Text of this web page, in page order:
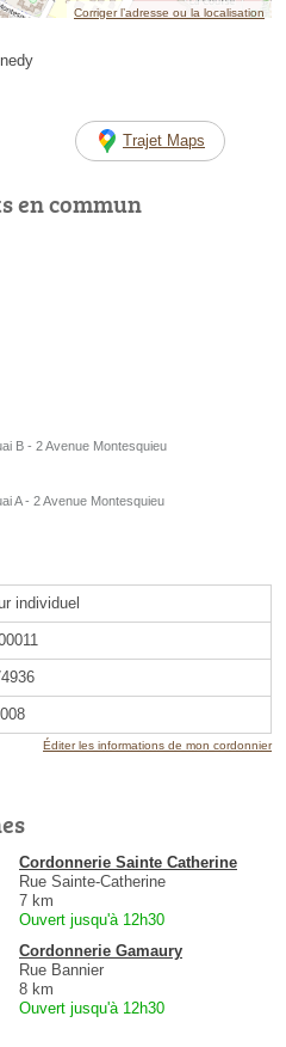
Corriger l’adresse ou la localisation
Trajet Maps
en commun
B - 2 Avenue Montesquieu
A - 2 Avenue Montesquieu
individuel
Éditer les informations de mon cordonnier
Cordonnerie Sainte Catherine
Rue Sainte-Catherine
7 km
Ouvert jusqu'à 12h30
Cordonnerie Gamaury
Rue Bannier
8 km
Ouvert jusqu'à 12h30